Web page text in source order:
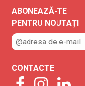
ABONEAZĂ-TE
PENTRU NOUTAȚI
CONTACTE